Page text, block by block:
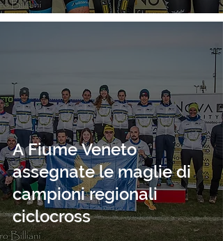
A Fiume Veneto
assegnate le maglie di
campioni regionali
ciclocross